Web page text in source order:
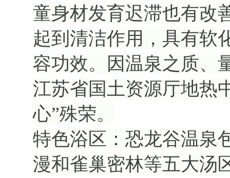
童身材发育迟滞也有改
起到清洁作用，具有软
容功效。因温泉之质、
江苏省国土资源厅地热
心”殊荣。
特色浴区：恐龙谷温泉
漫和雀巢密林等五大汤